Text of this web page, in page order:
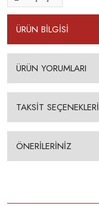
ÜRÜN BİLGİSİ
ÜRÜN YORUMLARI
TAKSİT SEÇENEKLERİ
ÖNERİLERİNİZ